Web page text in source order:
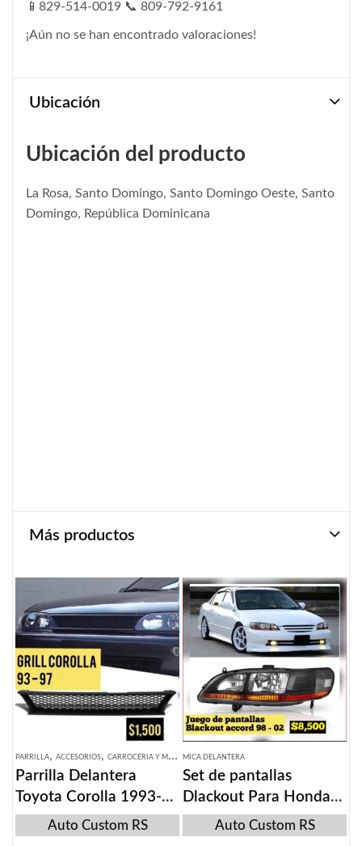
📱829-514-0019 📞 809-792-9161
¡Aún no se han encontrado valoraciones!
Ubicación
Ubicación del producto
La Rosa, Santo Domingo, Santo Domingo Oeste, Santo
Domingo, República Dominicana
Más productos
PARRILLA, ACCESORIOS, CARROCERIA Y MICAS
Parrilla Delantera
Toyota Corolla 1993-
1997Auto Custom RS
MICA DELANTERA
Set de pantallas
Dlackout Para Honda
Accord 1998 – 2002
Auto Custom RS